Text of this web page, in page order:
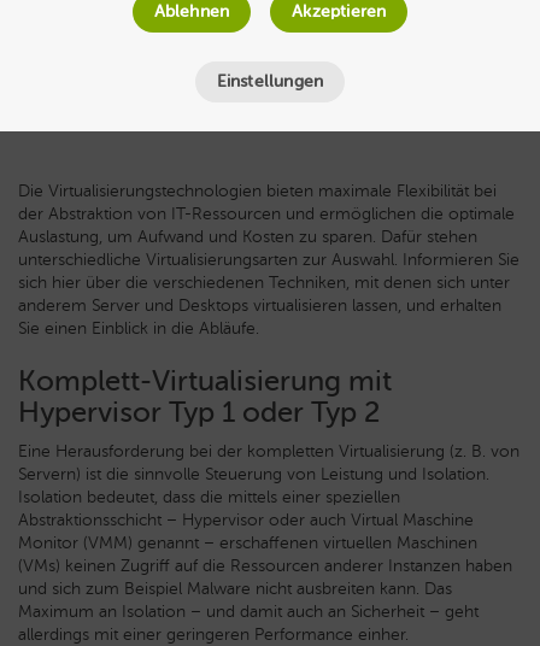
Host Europe am
1. Juli 2021
Die Virtualisierungstechnologien bieten maximale Flexibilität bei
der Abstraktion von IT-Ressourcen und ermöglichen die optimale
Auslastung, um Aufwand und Kosten zu sparen. Dafür stehen
unterschiedliche Virtualisierungsarten zur Auswahl. Informieren Sie
sich hier über die verschiedenen Techniken, mit denen sich unter
anderem Server und Desktops virtualisieren lassen, und erhalten
Sie einen Einblick in die Abläufe.
Komplett-Virtualisierung mit
Hypervisor Typ 1 oder Typ 2
Eine Herausforderung bei der kompletten Virtualisierung (z. B. von
Servern) ist die sinnvolle Steuerung von Leistung und Isolation.
Isolation bedeutet, dass die mittels einer speziellen
Abstraktionsschicht – Hypervisor oder auch Virtual Maschine
Monitor (VMM) genannt – erschaffenen virtuellen Maschinen
(VMs) keinen Zugriff auf die Ressourcen anderer Instanzen haben
und sich zum Beispiel Malware nicht ausbreiten kann. Das
Maximum an Isolation – und damit auch an Sicherheit – geht
allerdings mit einer geringeren Performance einher.
Einstellungen
Ablehnen Akzeptieren